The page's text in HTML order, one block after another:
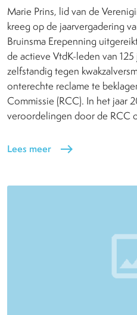
Marie Prins, lid van de
kreeg op de jaarvergadering
Bruinsma Erepenning
de actieve VtdK-leden van
zelfstandig tegen
onterechte reclame te
Commissie (RCC). In het jaar
veroordelingen door de RCC
Lees meer east